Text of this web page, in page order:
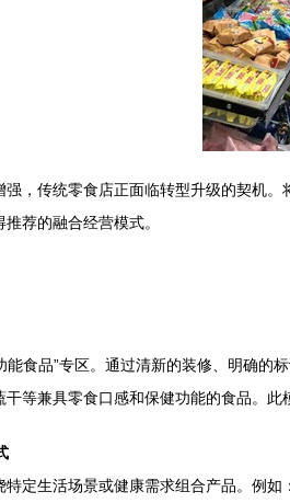
，传统零食店正面临转型升级的契机
荐的融合经营模式。
能食品”专区。通过清新的装修、明确
等兼具零食口感和保健功能的食品。此
定生活场景或健康需求组合产品。例如：